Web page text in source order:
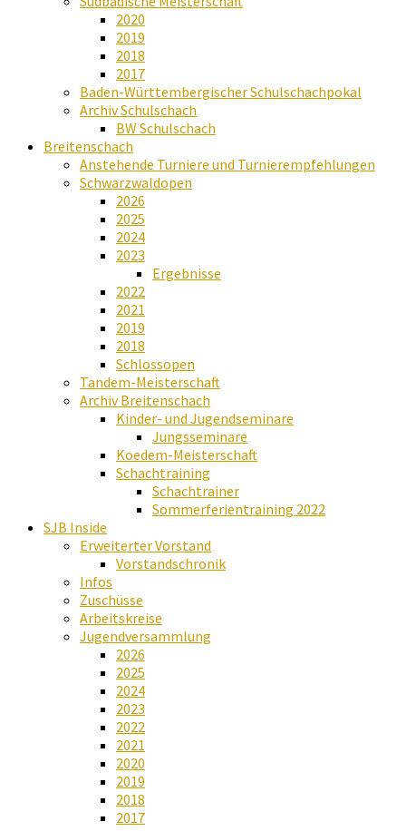
2020
2019
2018
2017
Baden-Württembergischer Schulschachpokal
Archiv Schulschach
BW Schulschach
Breitenschach
Anstehende Turniere und Turnierempfehlungen
Schwarzwaldopen
2026
2025
2024
2023
Ergebnisse
2022
2021
2019
2018
Schlossopen
Tandem-Meisterschaft
Archiv Breitenschach
Kinder- und Jugendseminare
Jungsseminare
Koedem-Meisterschaft
Schachtraining
Schachtrainer
Sommerferientraining 2022
SJB Inside
Erweiterter Vorstand
Vorstandschronik
Infos
Zuschüsse
Arbeitskreise
Jugendversammlung
2026
2025
2024
2023
2022
2021
2020
2019
2018
2017